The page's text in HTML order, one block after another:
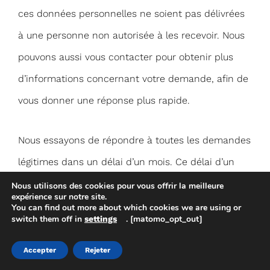
ces données personnelles ne soient pas délivrées
à une personne non autorisée à les recevoir. Nous
pouvons aussi vous contacter pour obtenir plus
d’informations concernant votre demande, afin de
vous donner une réponse plus rapide.
Nous essayons de répondre à toutes les demandes
légitimes dans un délai d’un mois. Ce délai d’un
mois peut être dépassé dans le cas où votre
demande est particulièrement complexe ou si vous
en avez fait plusieurs. Dans ce cas, nous vous
préviendrons et vous tiendrons informé.
Nous utilisons des cookies pour vous offrir la meilleure
expérience sur notre site.
You can find out more about which cookies we are using or
switch them off in settings . [matomo_opt_out]
Accepter Rejeter